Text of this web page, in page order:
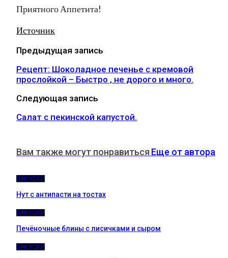
Приятного Аппетита!
Источник
Предыдущая запись
Рецепт: Шоколадное печенье с кремовой
прослойкой – Быстро , не дорого и много.
Следующая запись
Салат с пекинской капустой.
Вам также могут понравиться Еще от автора
ЗАКУСКИ
Нут с антипасти на тостах
ЗАКУСКИ
Печёночные блины с лисичками и сыром
ЗАКУСКИ